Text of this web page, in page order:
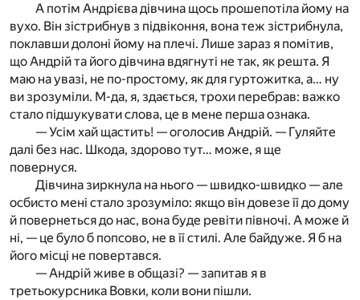
А потім Андрієва дівчина щось прошепотіла йому на
вухо. Він зістрибнув з підвіконня, вона теж зістрибнула,
поклавши долоні йому на плечі. Лише зараз я помітив,
що Андрій та його дівчина вдягнуті не так, як решта. Я
маю на увазі, не по-простому, як для гуртожитка, а… ну
ви зрозуміли. М-да, я, здається, трохи перебрав: важко
стало підшукувати слова, це в мене перша ознака.
— Усім хай щастить! — оголосив Андрій. — Гуляйте
далі без нас. Шкода, здорово тут… може, я ще
повернуся.
Дівчина зиркнула на нього — швидко-швидко — але
осбисто мені стало зрозуміло: якщо він довезе її до дому
й повернеться до нас, вона буде ревіти півночі. А може й
ні, — це було б попсово, не в її стилі. Але байдуже. Я б на
його місці не повертався.
— Андрій живе в общазі? — запитав я в
третьокурсника Вовки, коли вони пішли.